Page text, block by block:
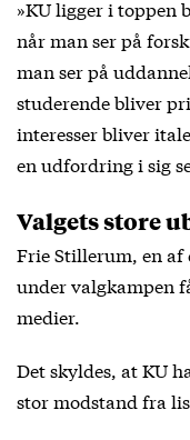
»KU ligger i toppen
når man ser på
man ser på
studerende bliver
interesser bliver
en udfordring i sig
Valgets store
Frie Stillerum, en af
under valgkampen
medier.
Det skyldes, at KU
stor modstand fra